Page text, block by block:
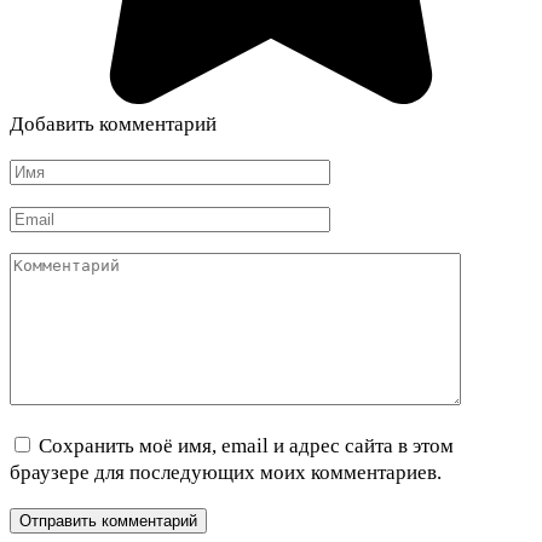
Добавить комментарий
Имя
Email
Комментарий
Сохранить моё имя, email и адрес сайта в этом
браузере для последующих моих комментариев.